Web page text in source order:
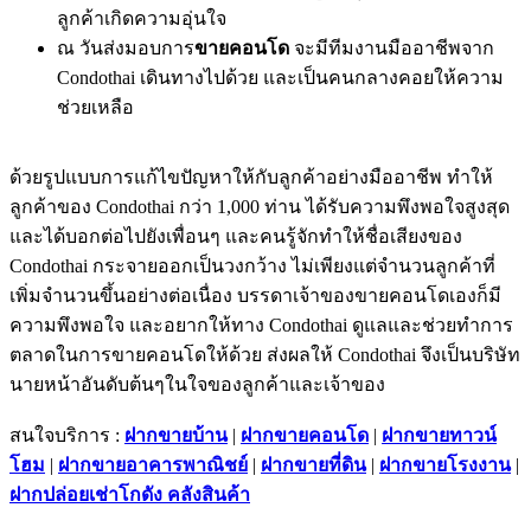
ลูกค้าเกิดความอุ่นใจ
ณ วันส่งมอบการขายคอนโด จะมีทีมงานมืออาชีพจาก
Condothai เดินทางไปด้วย และเป็นคนกลางคอยให้ความ
ช่วยเหลือ
ด้วยรูปแบบการแก้ไขปัญหาให้กับลูกค้าอย่างมืออาชีพ ทำให้
ลูกค้าของ Condothai กว่า 1,000 ท่าน ได้รับความพึงพอใจสูงสุด
และได้บอกต่อไปยังเพื่อนๆ และคนรู้จักทำให้ชื่อเสียงของ
Condothai กระจายออกเป็นวงกว้าง ไม่เพียงแต่จำนวนลูกค้าที่
เพิ่มจำนวนขึ้นอย่างต่อเนื่อง บรรดาเจ้าของขายคอนโดเองก็มี
ความพึงพอใจ และอยากให้ทาง Condothai ดูแลและช่วยทำการ
ตลาดในการขายคอนโดให้ด้วย ส่งผลให้ Condothai จึงเป็นบริษัท
นายหน้าอันดับต้นๆในใจของลูกค้าและเจ้าของ
สนใจบริการ : ฝากขายบ้าน| ฝากขายคอนโด | ฝากขายทาวน์
โฮม | ฝากขายอาคารพาณิชย์ | ฝากขายที่ดิน| ฝากขายโรงงาน|
ฝากปล่อยเช่าโกดัง คลังสินค้า